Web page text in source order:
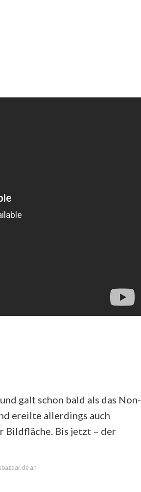
galt schon bald als das Non-
ereilte allerdings auch
Bildfläche. Bis jetzt – der
an